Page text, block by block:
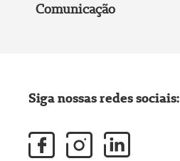
Comunicação
Siga nossas redes sociais: